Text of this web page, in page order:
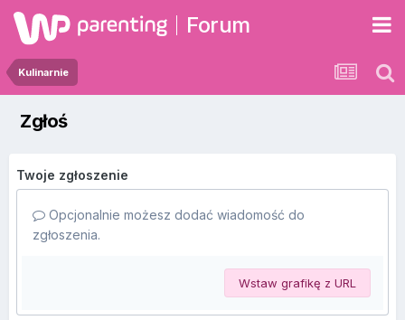
Forum
Kulinarnie
Zgłoś
Twoje zgłoszenie
Opcjonalnie możesz dodać wiadomość do
zgłoszenia.
Wstaw grafikę z URL